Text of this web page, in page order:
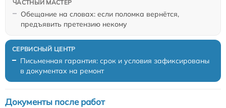
Обещание на словах: если поломка вернётся,
предъявить претензию некому
Письменная гарантия: срок и условия зафиксированы
в документах на ремонт
Документы после работ